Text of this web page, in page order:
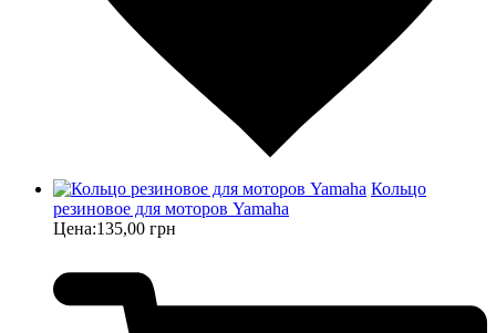
Кольцо
резиновое для моторов Yamaha
Цена:135,00 грн